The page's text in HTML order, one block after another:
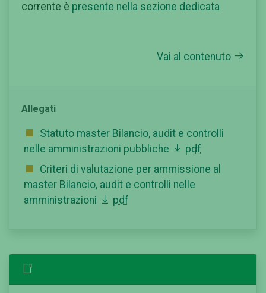
corrente è presente nella sezione dedicata
Vai al contenuto
Allegati
Statuto master Bilancio, audit e controlli
nelle amministrazioni pubbliche
pdf
Criteri di valutazione per ammissione al
master Bilancio, audit e controlli nelle
amministrazioni
pdf